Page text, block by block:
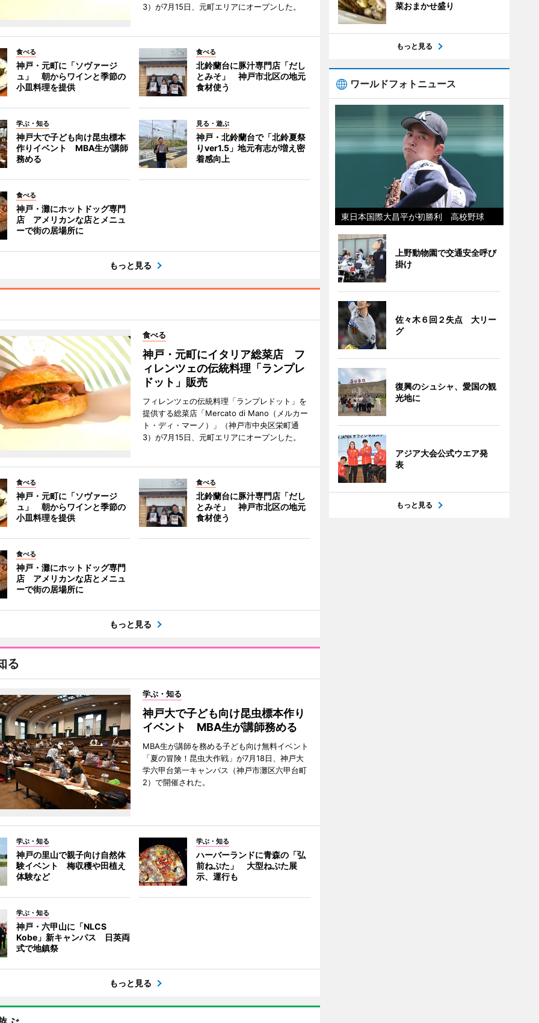
3）が7月15日、元町エリアにオープンした。
食べる
神戸・元町に「ソヴァージ
ュ」 朝からワインと季節の
小皿料理を提供
食べる
北鈴蘭台に豚汁専門店「だし
とみそ」 神戸市北区の地元
食材使う
学ぶ・知る
神戸大で子ども向け昆虫標本
作りイベント MBA生が講師
務める
見る・遊ぶ
神戸・北鈴蘭台で「北鈴夏祭
りver1.5」地元有志が増え密
着感向上
食べる
神戸・灘にホットドッグ専門
店 アメリカンな店とメニュ
ーで街の居場所に
もっと見る
食べる
神戸・元町にイタリア総菜店 フ
ィレンツェの伝統料理「ランプレ
ドット」販売
フィレンツェの伝統料理「ランプレドット」を
提供する総菜店「Mercato di Mano（メルカー
ト・ディ・マーノ）」（神戸市中央区栄町通
3）が7月15日、元町エリアにオープンした。
食べる
神戸・元町に「ソヴァージ
ュ」 朝からワインと季節の
小皿料理を提供
食べる
北鈴蘭台に豚汁専門店「だし
とみそ」 神戸市北区の地元
食材使う
食べる
神戸・灘にホットドッグ専門
店 アメリカンな店とメニュ
ーで街の居場所に
もっと見る
る
学ぶ・知る
神戸大で子ども向け昆虫標本作り
イベント MBA生が講師務める
MBA生が講師を務める子ども向け無料イベント
「夏の冒険！昆虫大作戦」が7月18日、神戸大
学六甲台第一キャンパス（神戸市灘区六甲台町
2）で開催された。
学ぶ・知る
神戸の里山で親子向け自然体
験イベント 梅収穫や田植え
体験など
学ぶ・知る
ハーバーランドに青森の「弘
前ねぷた」 大型ねぷた展
示、運行も
学ぶ・知る
神戸・六甲山に「NLCS
Kobe」新キャンパス 日英両
式で地鎮祭
もっと見る
菜おまかせ盛り
もっと見る
ワールドフォトニュース
東日本国際大昌平が初勝利 高校野球
上野動物園で交通安全呼び
掛け
佐々木６回２失点 大リー
グ
復興のシュシャ、愛国の観
光地に
アジア大会公式ウエア発
表
もっと見る